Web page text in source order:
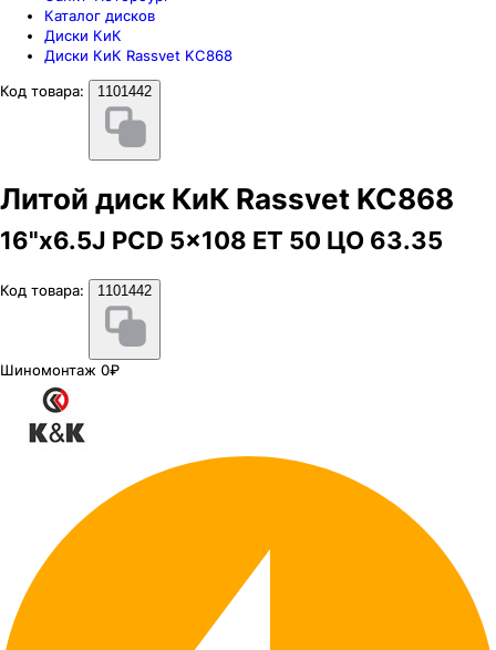
Каталог дисков
Диски КиК
Диски КиК Rassvet KC868
Код товара:
1101442
Литой диск КиК Rassvet KC868
16"x6.5J PCD 5x108 ЕТ 50 ЦО 63.35
Код товара: 1101442
Шиномонтаж 0₽